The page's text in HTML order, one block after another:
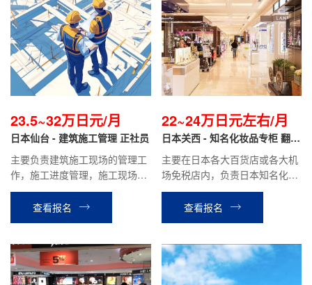
23.5~32万日元/月
日本仙台 - 建筑施工管理 正社员
主要负责建筑施工现场的管理工
作，施工进度管理，施工现场协
调与管理。如学校学校、市民中
心等公共工程项目，商业楼、住
宅楼等民间工程项目。
查看报名
22~24万日元左右/月
日本关西 - 知名化妆品专柜 翻译
导购
主要在日本各大百货店或各大机
场免税店内，负责日本知名化妆
品品牌的销售翻译工作。
查看报名